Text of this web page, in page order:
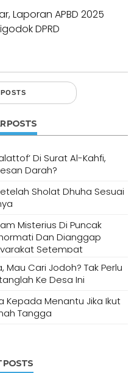
Laporan APBD 2025
DPRD
POSTS
Di Surat Al-Kahfi,
Darah?
Sholat Dhuha Sesuai
Misterius Di Puncak
Dan Dianggap
Setempat
Cari Jodoh? Tak Perlu
Ke Desa Ini
Kepada Menantu Jika Ikut
Tangga
POSTS